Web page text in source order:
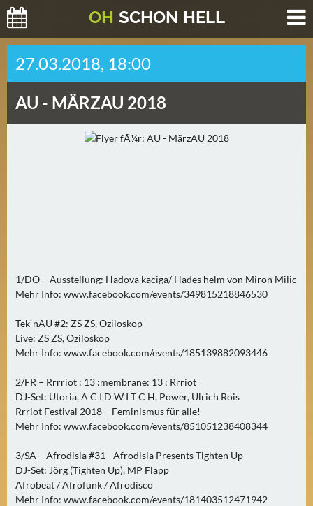
OH SCHON HELL
H
E
T
E
E
N
0
)
U
E
B
E
M
O
R
27.03.2018, 18:00
AU - MÄRZAU 2018
1/DO – Ausstellung: Hadova kaciga/ Hades helm von Miron Milic
Mehr Info: www.facebook.com/events/349815218846530
Tek`nAU #2: ZS ZS, Oziloskop
Live: ZS ZS, Oziloskop
Mehr Info: www.facebook.com/events/185139882093446
2/FR – Rrrriot : 13 :membrane: 13 : Rrriot
DJ-Set: Utoria, A C I D W I T C H, Power, Ulrich Rois
Rrriot Festival 2018 – Feminismus für alle!
Mehr Info: www.facebook.com/events/851051238408344
3/SA – Afrodisia #31 - Afrodisia Presents Tighten Up
DJ-Set: Jörg (Tighten Up), MP Flapp
Afrobeat / Afrofunk / Afrodisco
Mehr Info: www.facebook.com/events/181403512471942